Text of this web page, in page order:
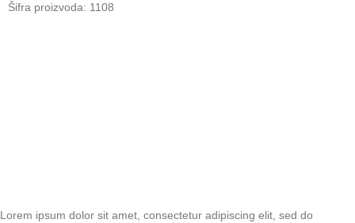
Šifra proizvoda: 1108
Lorem ipsum dolor sit amet, consectetur adipiscing elit, sed do